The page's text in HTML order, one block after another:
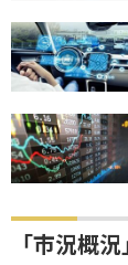
「市況概